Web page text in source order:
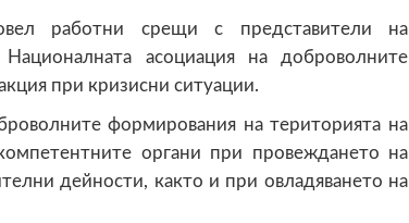
работни срещи с представители на
асоциация на доброволните
при кризисни ситуации.
формирования на територията на
органи при провеждането на
дейности, както и при овладяването на